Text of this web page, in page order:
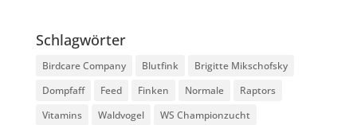
Schlagwörter
Birdcare Company Blutfink
Brigitte Mikschofsky
Dompfaff
Feed Finken Normale
Raptors
Vitamins
Waldvogel
WS Championzucht